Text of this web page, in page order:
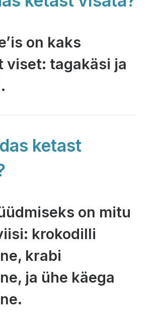
on kaks
viset: tagakäsi ja
ketast
on mitu
krokodilli
krabi
ja ühe käega